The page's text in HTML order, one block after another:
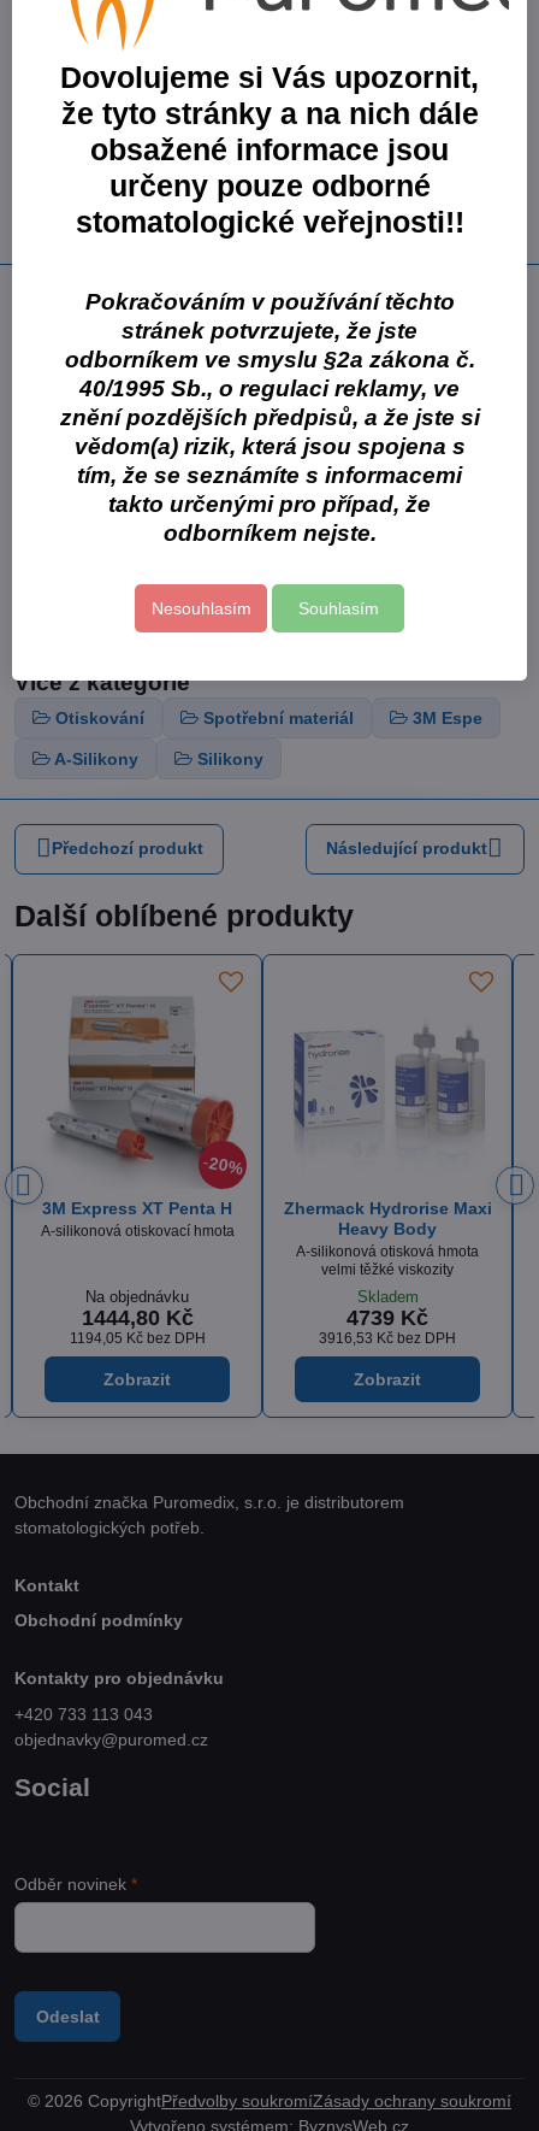
2030,41 Kč bez DPH
Varianta:Monophase Soft 300 ml báze, 60 ml
katalyzátor
Skladové číslo:e31798
Na objednávku
2781,60 Kč
2298,84 Kč bez DPH
snížená výsledná tuhost pro snadné výjmutí otisku z úst
přesné otisky se zlepšenou čitelností díky výborným
vlastnostem polyétherů a jasné barvě materiálu
přesná výsledná protetická náhrada
větší komfort pro pacienta díky zlepšené chuti a jednoduchému
vyjmutí otisku z úst ("Soft" verze)
úspora času i pěněz díky spolehlivému výsledku na první pokus
méně opakovaných otisků, přepracovávání a úprav
zlepšená efektivita spolupráce mezi zubní praxí a laboratoří
můstek, na inlay a onlay
Varianty balení: 1 x 300 ml báze, 1 x 60 ml katalyzátor
Více z kategorie
Otiskování Spotřební materiál 3M Espe
A-Silikony Silikony
Předchozí produkt Následující produkt
Další oblíbené produkty
10%
Kulzer Variotime
A-silikon - svoboda v otiskování
Skladem
od 792 Kč
od 654,55 Kčbez DPH
Zobrazit
Zhermack Hydrorise
Heavy Body
A-silikonová otisková hmota
velmi těžké viskozity
Na objednávku
1769 Kč
1461,98 Kčbez DPH
Zobrazit
Obchodní značka Puromedix, s.r.o. je distributorem
stomatologických potřeb.
Kontakt
Obchodní podmínky
Kontakty pro objednávku
+420 733 113 043
objednavky@puromed.cz
Social
Odběr novinek *
Odeslat
© 2026 CopyrightPředvolby soukromíZásady ochrany soukromí
Vytvořeno systémem: ByznysWeb.cz
Dovolujeme si Vás upozornit,
že tyto stránky a na nich dále
obsažené informace jsou
určeny pouze odborné
stomatologické veřejnosti!!
Pokračováním v používání těchto
stránek potvrzujete, že jste
odborníkem ve smyslu §2a zákona č.
40/1995 Sb., o regulaci reklamy, ve
znění pozdějších předpisů, a že jste si
vědom(a) rizik, která jsou spojena s
tím, že se seznámíte s informacemi
takto určenými pro případ, že
odborníkem nejste.
Nesouhlasím Souhlasím